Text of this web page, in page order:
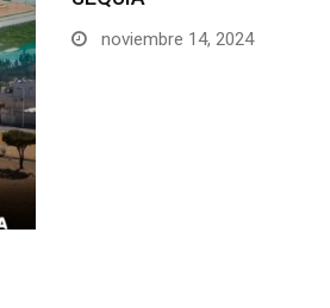
noviembre 14, 2024